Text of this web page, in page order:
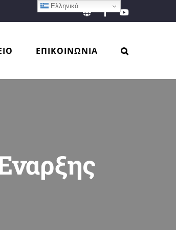
EN FacebookYouTube
ΕΠΙΚΟΙΝΩΝΙΑ
Ελληνικά